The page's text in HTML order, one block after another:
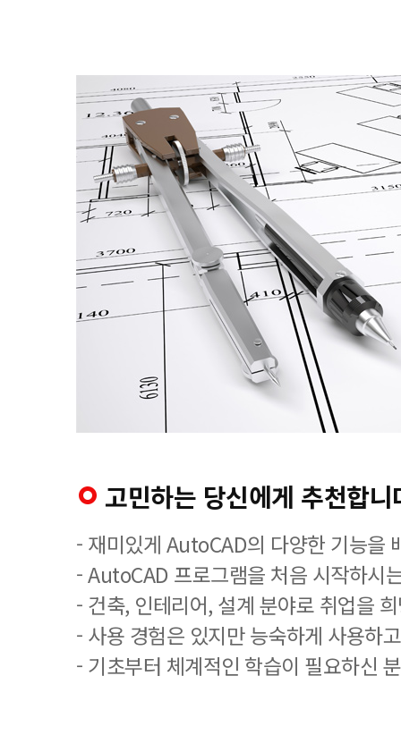
고민하는 당신에게 추천합
- 재미있게 AutoCAD의 다양한 기능을
- AutoCAD 프로그램을 처음 시작하시
- 건축, 인테리어, 설계 분야로 취업을
- 사용 경험은 있지만 능숙하게 사용하
- 기초부터 체계적인 학습이 필요하신 분